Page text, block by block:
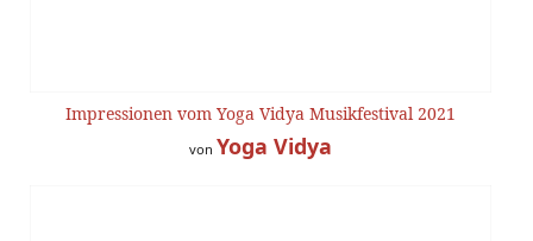
Impressionen vom Yoga Vidya Musikfestival 2021
von Yoga Vidya